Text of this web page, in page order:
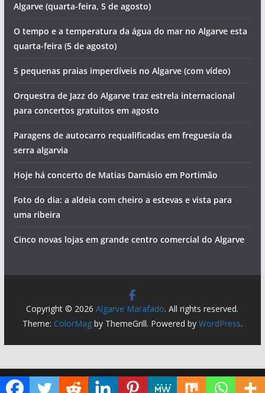
Algarve (quarta-feira, 5 de agosto)
O tempo e a temperatura da água do mar no Algarve esta
quarta-feira (5 de agosto)
5 pequenas praias imperdíveis no Algarve (com vídeo)
Orquestra de Jazz do Algarve traz estrela internacional
para concertos gratuitos em agosto
Paragens de autocarro requalificadas em freguesia da
serra algarvia
Hoje há concerto de Matias Damásio em Portimão
Foto do dia: a aldeia com cheiro a estevas e vista para
uma ribeira
Cinco novas lojas em grande centro comercial do Algarve
Copyright © 2026Algarve Marafado. All rights reserved.
Theme: ColorMagby ThemeGrill. Powered by WordPress.
Diga ao Google que o Algarve Marafado é uma das suas fontes de informação preferidas